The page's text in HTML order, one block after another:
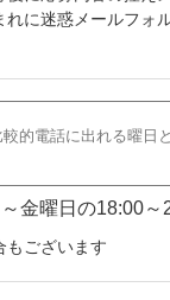
に迷惑メールフォ
金曜日の18:00～
ございます